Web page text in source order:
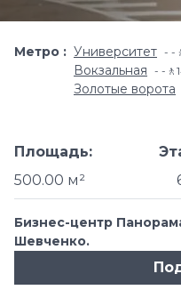
Метро Университет -
Вокзальная -
Золотые ворота
Площадь:
500.00 м²
Бизнес-центр
Шевченко.